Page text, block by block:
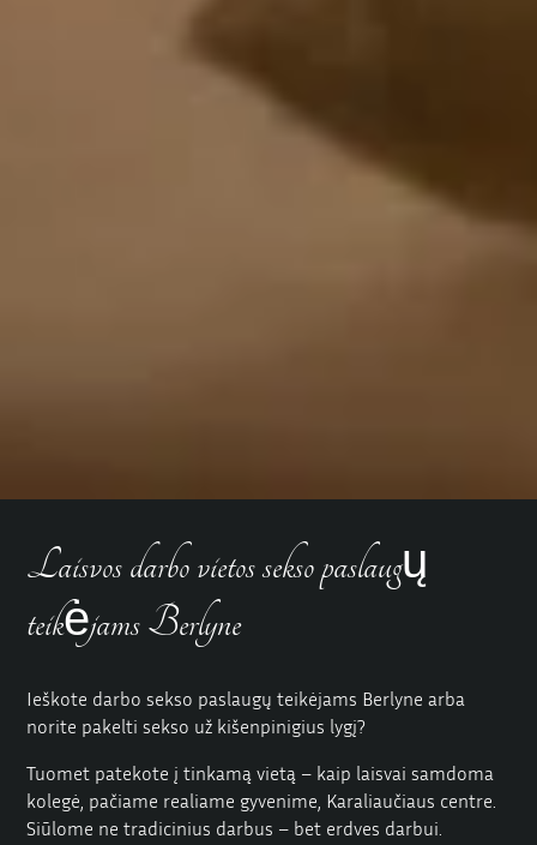
Laisvos darbo vietos sekso paslaugų
teikėjams Berlyne
Ieškote darbo sekso paslaugų teikėjams Berlyne arba
norite pakelti sekso už kišenpinigius lygį?
Tuomet patekote į tinkamą vietą – kaip laisvai samdoma
kolegė, pačiame realiame gyvenime, Karaliaučiaus centre.
Siūlome ne tradicinius darbus – bet erdves darbui.